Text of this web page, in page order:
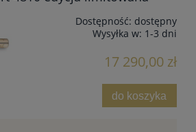
Dostępność: dostępny
Wysyłka w: 1-3 dni
17 290,00 zł
do koszyka